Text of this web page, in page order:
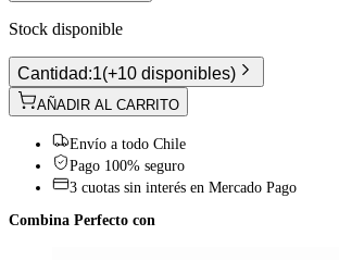
Stock disponible
Cantidad:1(+10 disponibles)
AÑADIR AL CARRITO
Envío a todo Chile
Pago 100% seguro
3 cuotas sin interés en Mercado Pago
Combina Perfecto con